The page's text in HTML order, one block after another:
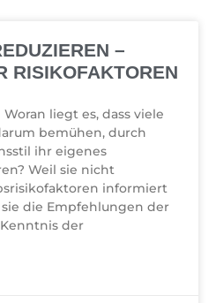
–
RISIKOFAKTOREN
liegt es, dass viele
bemühen, durch
ihr eigenes
Weil sie nicht
informiert
die Empfehlungen der
der